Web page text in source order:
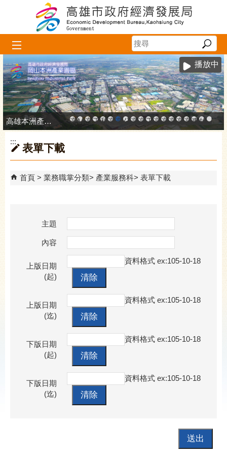
跳到主要內容區塊
播放中
高雄市政府中小企業升級輔導網站
MEGABAY大港創艦
高雄金融科技創新園區
工廠登記線上申辦系統
和發產業園區
高雄工業資訊平台
高雄本洲產業園區服務中心
公司、商業登記主題網
高雄市友善商家
高雄市政府經濟發展局-
工業管線防災教育資
高雄市綠能管理資
高雄市綠能管理
高雄淨零商轉
高雄招商網
高雄會展網
專刊『雄
雄心高
「我
高雄本洲產業園區服務中心
:::
表單下載
首頁 業務職掌分類 產業服務科 表單下載
主題
內容
上版日期
(起)
資料格式 ex:105-10-18
上版日期
(迄)
資料格式 ex:105-10-18
下版日期
(起)
資料格式 ex:105-10-18
下版日期
(迄)
資料格式 ex:105-10-18